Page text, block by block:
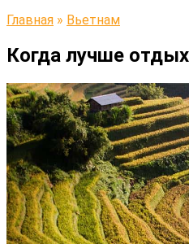
Главная » Вьетнам
Когда лучше